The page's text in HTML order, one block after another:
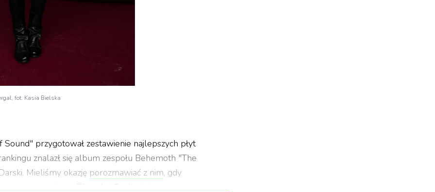
fot. Kasia Bielska
przygotował zestawienie najlepszych płyt
znalazł się album zespołu Behemoth "The
Mieliśmy okazję porozmawiać z nim, gdy
wraz z wystawą Thou Art Darkest towarzyszącą